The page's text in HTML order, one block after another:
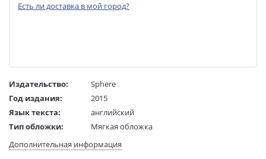
Есть ли доставка в мой город?
Издательство:
Sphere
Год издания:
2015
Язык текста:
английский
Тип обложки:
Мягкая обложка
Формат:
126х196 мм
Дополнительная информация